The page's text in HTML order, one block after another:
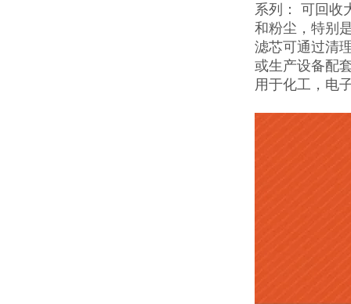
系列： 可回收
和粉尘，特别
滤芯可通过清
或生产设备配
用于化工，电